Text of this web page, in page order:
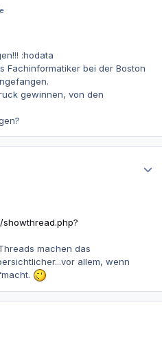
:hodata
Fachinformatiker bei der Boston
gewinnen, von den
machen das
allem, wenn